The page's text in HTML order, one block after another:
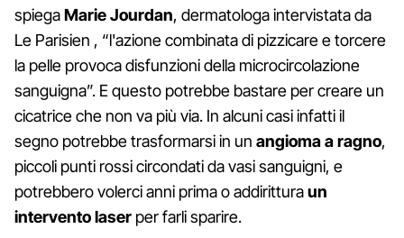
spiegaMarie Jourdan, dermatologa intervistata da
Le Parisien , “l'azione combinata di pizzicare e torcere
la pelle provoca disfunzioni della microcircolazione
sanguigna”. E questo potrebbe bastare per creare un
cicatrice che non va più via. In alcuni casi infatti il
segno potrebbe trasformarsi in un angioma a ragno,
piccoli punti rossi circondati da vasi sanguigni, e
potrebbero volerci anni prima o addiritturaun
intervento laser per farli sparire.